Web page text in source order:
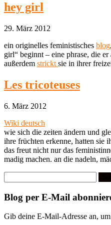
hey girl
29. März 2012
ein originelles feministisches blog
girl“ beginnt – eine phrase, die
außerdem strickt sie in ihrer
Les tricoteuses
6. März 2012
Wiki deutsch
wie sich die zeiten ändern und
ihre früchten erkenne, hatten sie
das freut nicht nur das
madig machen. an die nadeln,
nach:
Blog per E-Mail
Gib deine E-Mail-Adresse an,